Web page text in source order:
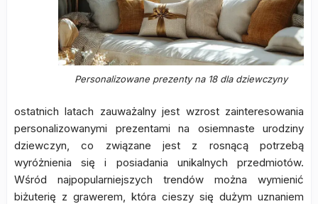
Personalizowane prezenty na 18 dla dziewczyny
ostatnich latach zauważalny jest wzrost zainteresowania
personalizowanymi prezentami na osiemnaste urodziny
dziewczyn, co związane jest z rosnącą potrzebą
wyróżnienia się i posiadania unikalnych przedmiotów.
Wśród najpopularniejszych trendów można wymienić
biżuterię z grawerem, która cieszy się dużym uznaniem